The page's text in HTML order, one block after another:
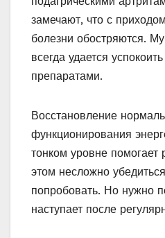
замечают, что с
болезни обостряются.
всегда удается
препаратами.
Восстановление
функционирования
тонком уровне
этом несложно
попробовать. Но нужно
наступает после